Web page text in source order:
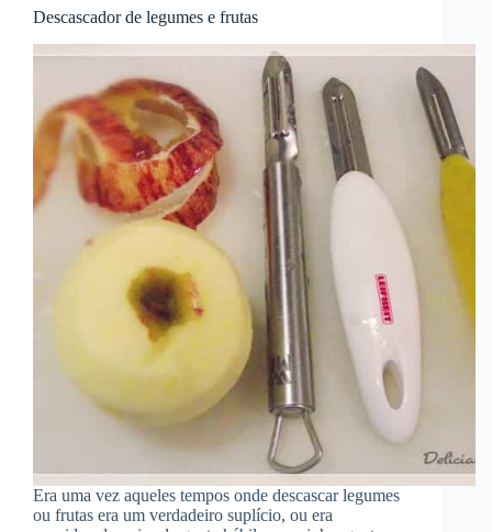
Descascador de legumes e frutas
Era uma vez aqueles tempos onde descascar legumes
ou frutas era um verdadeiro suplício, ou era